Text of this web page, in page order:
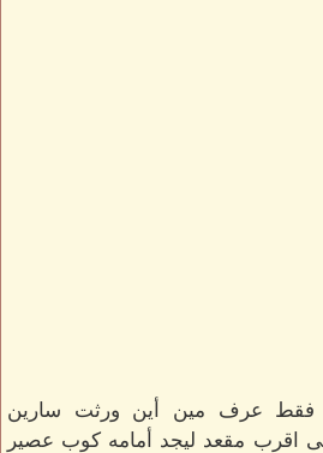
فقط عرف مين أين ورثت سارين
اقرب مقعد ليجد أمامه كوب عصير